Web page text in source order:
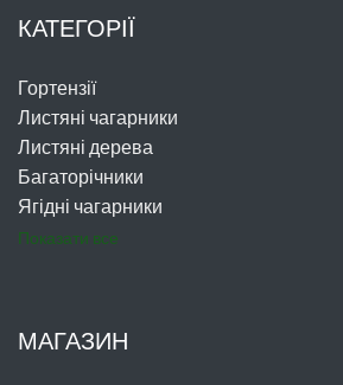
КАТЕГОРІЇ
Гортензії
Листяні чагарники
Листяні дерева
Багаторічники
Ягідні чагарники
Показати все
МАГАЗИН